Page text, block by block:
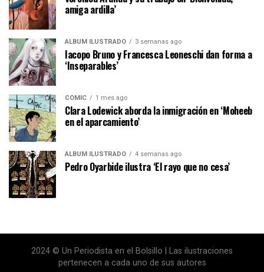
amiga ardilla’
ÁLBUM ILUSTRADO 3 semanas ago
Iacopo Bruno y Francesca Leoneschi dan forma a
‘Inseparables’
CÓMIC 1 mes ago
Clara Lodewick aborda la inmigración en ‘Moheeb
en el aparcamiento’
ÁLBUM ILUSTRADO 4 semanas ago
Pedro Oyarbide ilustra ‘El rayo que no cesa’
2024 © Un Periodista en el Bolsillo | Las ilustraciones
pertenecen a cada uno de sus autores